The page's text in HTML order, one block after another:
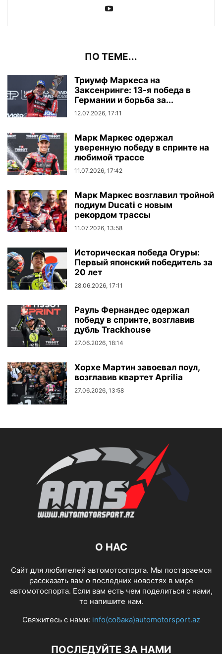
ПО ТЕМЕ...
Триумф Маркеса на
Заксенринге: 13-я победа в
Германии и борьба за...
12.07.2026, 17:11
Марк Маркес одержал
уверенную победу в спринте на
любимой трассе
11.07.2026, 17:42
Марк Маркес возглавил тройной
подиум Ducati с новым
рекордом трассы
11.07.2026, 13:58
Историческая победа Огуры:
Первый японский победитель за
20 лет
28.06.2026, 17:11
Рауль Фернандес одержал
победу в спринте, возглавив
дубль Trackhouse
27.06.2026, 18:14
Хорхе Мартин завоевал поул,
возглавив квартет Aprilia
27.06.2026, 13:58
О НАС
Сайт для любителей автомотоспорта. Мы постараемся
рассказать вам о последних новостях в мире
автомотоспорта. Если вам есть чем поделиться с нами,
то напишите нам.
Свяжитесь с нами: info(собака)automotorsport.az
ПОСЛЕДУЙТЕ ЗА НАМИ